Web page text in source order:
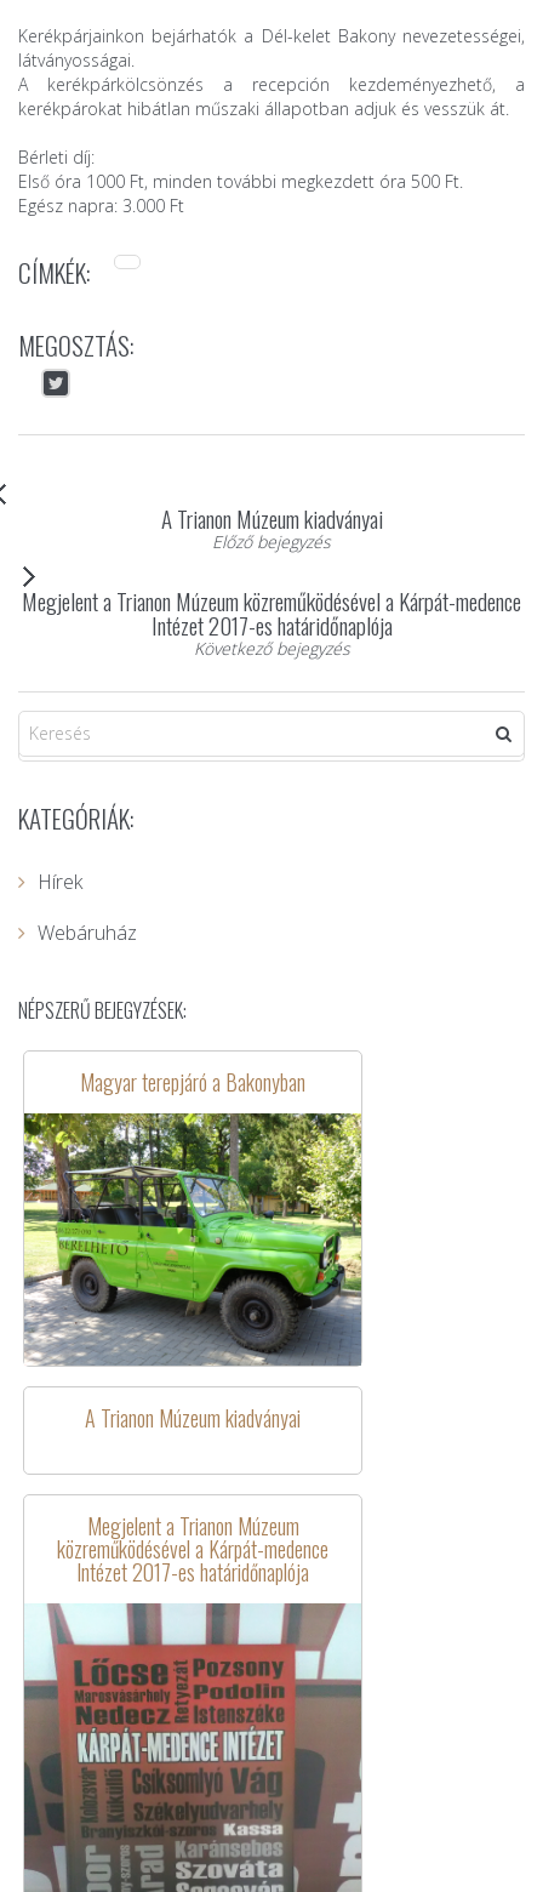
Kerékpárjainkon bejárhatók a Dél-kelet Bakony nevezetességei,
látványosságai.
A kerékpárkölcsönzés a recepción kezdeményezhető, a
kerékpárokat hibátlan műszaki állapotban adjuk és vesszük át.
Bérleti díj:
Első óra 1000 Ft, minden további megkezdett óra 500 Ft.
Egész napra: 3.000 Ft
CÍMKÉK:
MEGOSZTÁS:
A Trianon Múzeum kiadványai
Előző bejegyzés
Megjelent a Trianon Múzeum közreműködésével a Kárpát-medence
Intézet 2017-es határidőnaplója
Következő bejegyzés
KATEGÓRIÁK:
Hírek
Webáruház
NÉPSZERŰ BEJEGYZÉSEK:
Magyar terepjáró a Bakonyban
A Trianon Múzeum kiadványai
Megjelent a Trianon Múzeum
közreműködésével a Kárpát-medence
Intézet 2017-es határidőnaplója